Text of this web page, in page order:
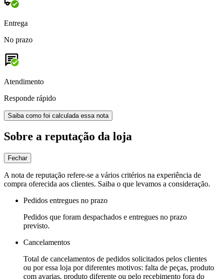
Entrega
No prazo
Atendimento
Responde rápido
Saiba como foi calculada essa nota
Sobre a reputação da loja
Fechar
A nota de reputação refere-se a vários critérios na experiência de
compra oferecida aos clientes. Saiba o que levamos a consideração.
Pedidos entregues no prazo
Pedidos que foram despachados e entregues no prazo
previsto.
Cancelamentos
Total de cancelamentos de pedidos solicitados pelos clientes
ou por essa loja por diferentes motivos: falta de peças, produto
com avarias, produto diferente ou pelo recebimento fora do